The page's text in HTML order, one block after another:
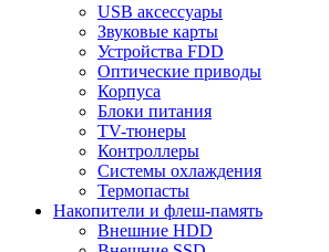
USB аксессуары
Звуковые карты
Устройства FDD
Оптические приводы
Корпуса
Блоки питания
TV-тюнеры
Контроллеры
Системы охлаждения
Термопасты
Накопители и флеш-память
Внешние HDD